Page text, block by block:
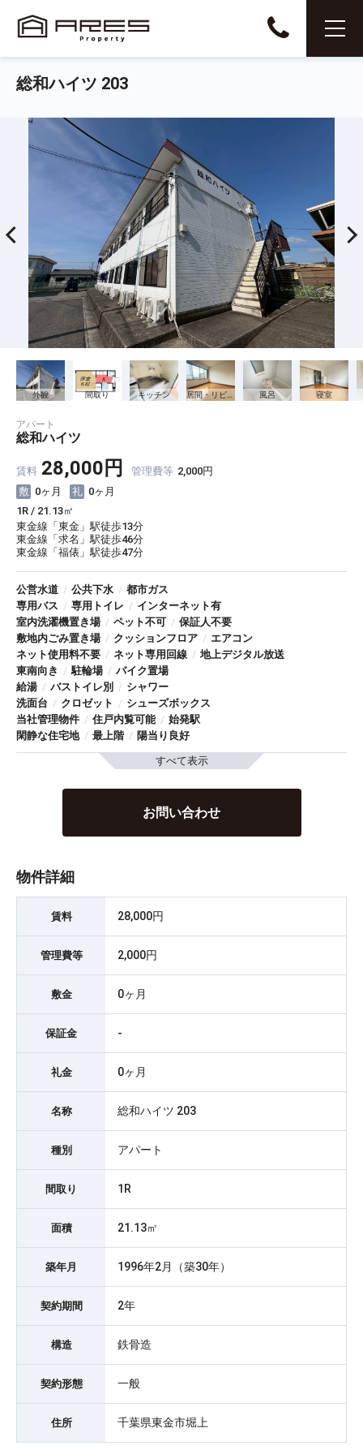
総和ハイツ 203
外観 間取り キッチン 風呂 寝室
アパート
総和ハイツ
賃料 28,000円 管理費等 2,000円
0ヶ月
0ヶ月
1R / 21.13㎡
東金線「東金」駅徒歩13分
東金線「求名」駅徒歩46分
東金線「福俵」駅徒歩47分
公営水道 / 公共下水 / 都市ガス
専用バス / 専用トイレ / インターネット有
室内洗濯機置き場 / ペット不可 / 保証人不要
敷地内ごみ置き場 / クッションフロア / エアコン
ネット使用料不要 / ネット専用回線 / 地上デジタル放送
東南向き / 駐輪場 / バイク置場
給湯 / バストイレ別 / シャワー
洗面台 / クロゼット / シューズボックス
当社管理物件 / 住戸内覧可能 / 始発駅
閑静な住宅地 / 最上階 / 陽当り良好
すべて表示
お問い合わせ
物件詳細
賃料 28,000円
管理費等 2,000円
敷金 0ヶ月
保証金 -
礼金 0ヶ月
名称 総和ハイツ 203
種別 アパート
間取り 1R
面積 21.13㎡
築年月 1996年2月（築30年）
契約期間 2年
構造 鉄骨造
契約形態 一般
住所 千葉県東金市堀上